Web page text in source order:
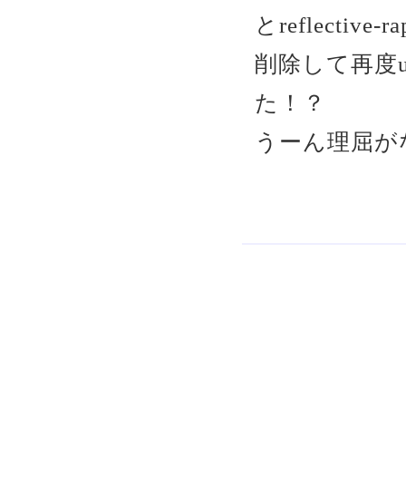
とreflective-
削除して再度
た！？
うーん理屈